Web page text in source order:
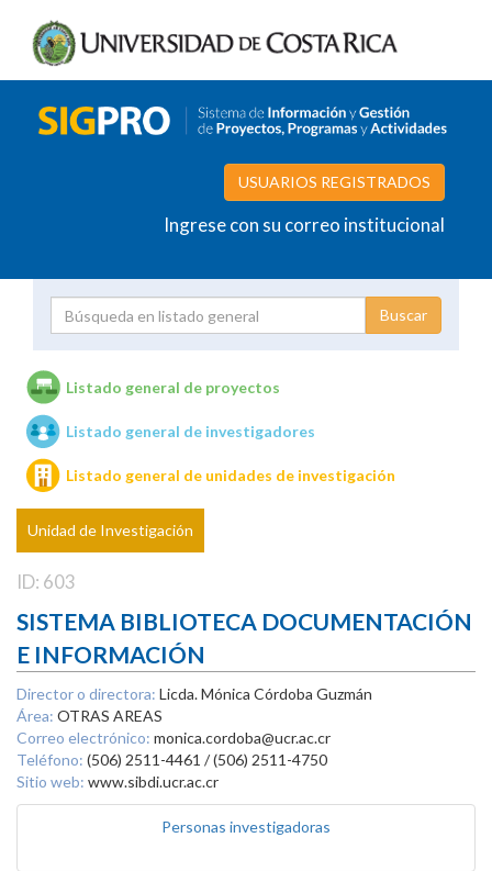
USUARIOS REGISTRADOS
Ingrese con su correo institucional
Unidades de investigación
Listado general de proyectos
Listado general de investigadores
Listado general de unidades de investigación
Unidad de Investigación
ID: 603
SISTEMA BIBLIOTECA DOCUMENTACIÓN
E INFORMACIÓN
Director o directora: Licda. Mónica Córdoba Guzmán
Área: OTRAS AREAS
Correo electrónico: monica.cordoba@ucr.ac.cr
Teléfono: (506) 2511-4461 / (506) 2511-4750
Sitio web: www.sibdi.ucr.ac.cr
Personas investigadoras